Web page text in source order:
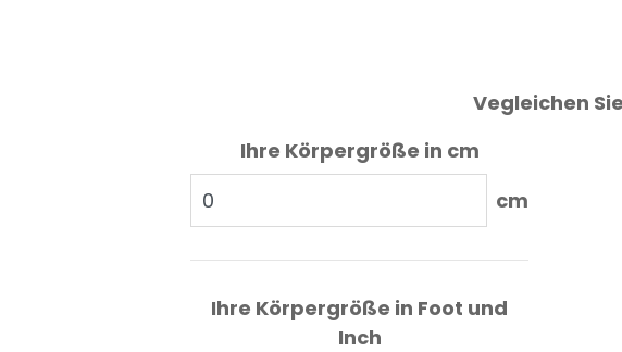
Vegleichen
Ihre Körpergröße in cm
cm
Ihre Körpergröße in Foot und
Inch